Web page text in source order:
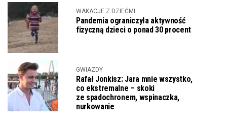
WAKACJE Z DZIEĆMI
Pandemia ograniczyła aktywność
fizyczną dzieci o ponad 30 procent
GWIAZDY
Rafał Jonkisz: Jara mnie wszystko,
co ekstremalne – skoki
ze spadochronem, wspinaczka,
nurkowanie